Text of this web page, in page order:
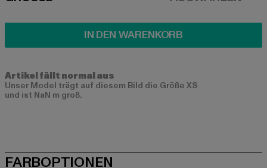
IN DEN WARENKORB
Artikel fällt normal aus
Unser Model trägt auf diesem Bild die Größe XS
und ist NaN m groß.
FARBOPTIONEN